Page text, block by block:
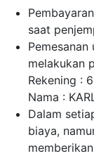
saat
melakukan
Rekening :
Nama :
Dalam
biaya,